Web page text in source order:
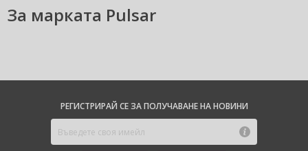
За марката Pulsar
РЕГИСТРИРАЙ СЕ ЗА ПОЛУЧАВАНЕ НА НОВИНИ